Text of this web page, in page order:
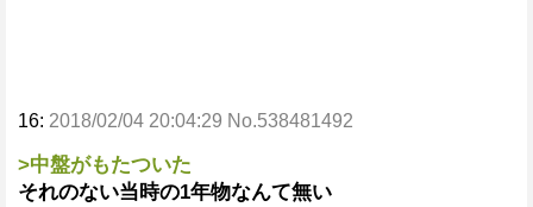
16: 2018/02/04 20:04:29 No.538481492
>中盤がもたついた
それのない当時の1年物なんて無い